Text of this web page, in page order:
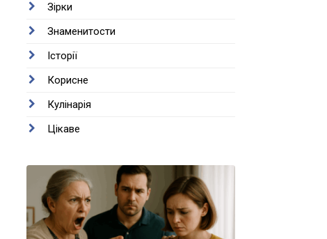
Зірки
Знаменитости
Історії
Корисне
Кулінарія
Цікаве